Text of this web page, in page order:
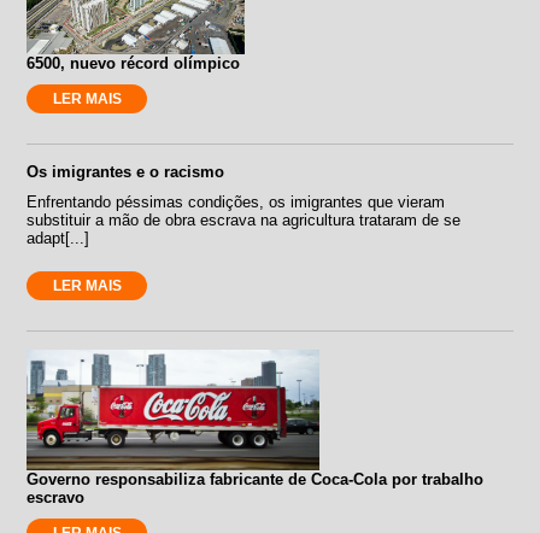
6500, nuevo récord olímpico
LER MAIS
Os imigrantes e o racismo
Enfrentando péssimas condições, os imigrantes que vieram
substituir a mão de obra escrava na agricultura trataram de se
adapt[...]
LER MAIS
Governo responsabiliza fabricante de Coca-Cola por trabalho
escravo